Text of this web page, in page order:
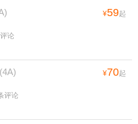
济公乐园+牧云
海之韵高空玻璃
洞（仙人洞）
大瀑布+温岭动
之韵+漩门湾国
浙江台州黄岩上
+仙居神龙谷景
上江百花园+东
旅游度假区+临海
¥59起
论
(4A) ¥70起
评论